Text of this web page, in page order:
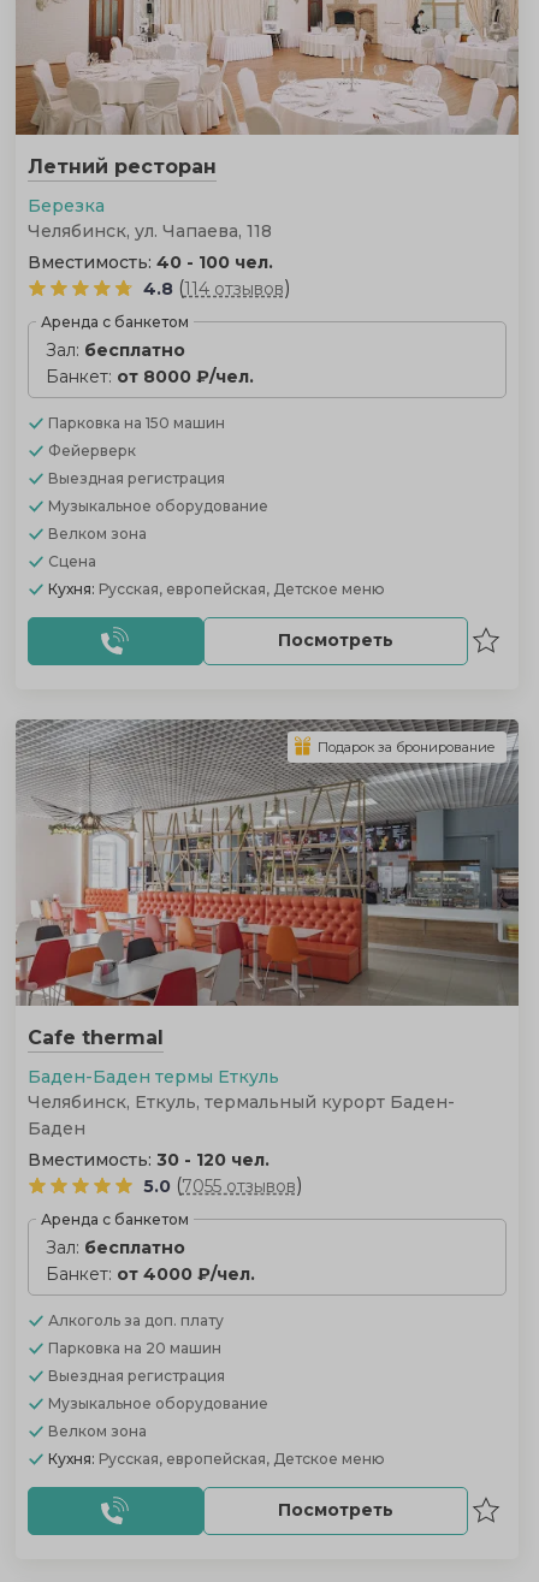
Летний ресторан
Березка
Челябинск, ул. Чапаева, 118
Вместимость: 40 - 100 чел.
4.8 (114 отзывов)
Аренда с банкетом
Зал: бесплатно
Банкет: от 8000 ₽/чел.
Парковка на 150 машин
Фейерверк
Выездная регистрация
Музыкальное оборудование
Велком зона
Сцена
Кухня: Русская, европейская, Детское меню
Посмотреть
Cafe thermal
Баден-Баден термы Еткуль
Челябинск, Еткуль, термальный курорт Баден-
Баден
Вместимость: 30 - 120 чел.
5.0 (7055 отзывов)
Аренда с банкетом
Зал: бесплатно
Банкет: от 4000 ₽/чел.
Алкоголь за доп. плату
Парковка на 20 машин
Выездная регистрация
Музыкальное оборудование
Велком зона
Кухня: Русская, европейская, Детское меню
Посмотреть
Подарок за бронирование